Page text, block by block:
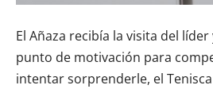
El Añaza recibía la visita del
punto de motivación para
intentar sorprenderle, el